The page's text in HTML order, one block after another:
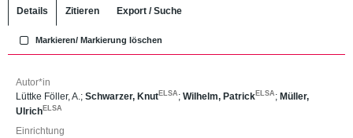
Details Zitieren Export / Suche
Markieren/ Markierung löschen
Autor*in
Lüttke Föller, A.; Schwarzer, Knut ELSA ; Wilhelm, Patrick ELSA ; Müller,
Ulrich ELSA
Einrichtung